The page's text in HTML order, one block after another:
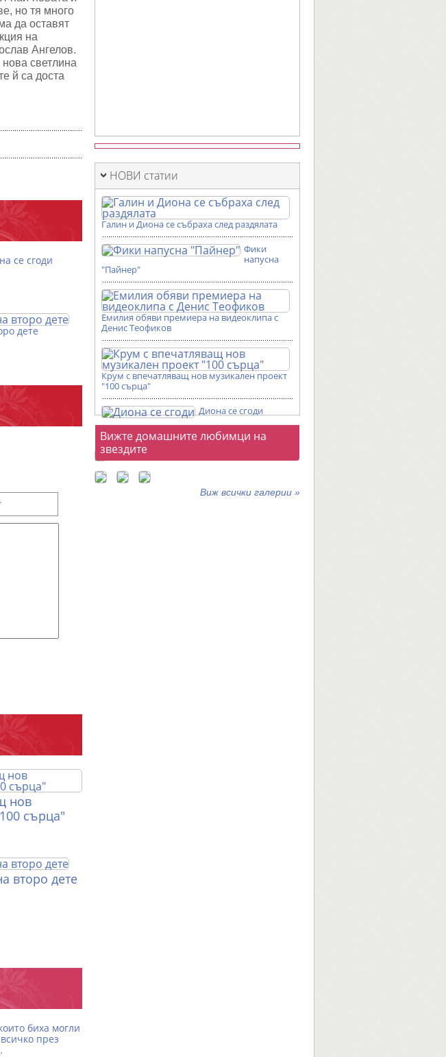
но тя много
да оставят
на
Ангелов.
светлина
й са доста
се сгоди
дете
нов
сърца"
второ дете
биха могли
през
НОВИ статии
Галин и Диона се събраха след раздялата
Фики
напусна
"Пайнер"
Емилия обяви премиера на видеоклипа с
Денис Теофиков
Крум с впечатляващ нов музикален проект
"100 сърца"
Диона се сгоди
Фотогалерии
Вижте домашните любимци на
звездите
Виж всички галерии »